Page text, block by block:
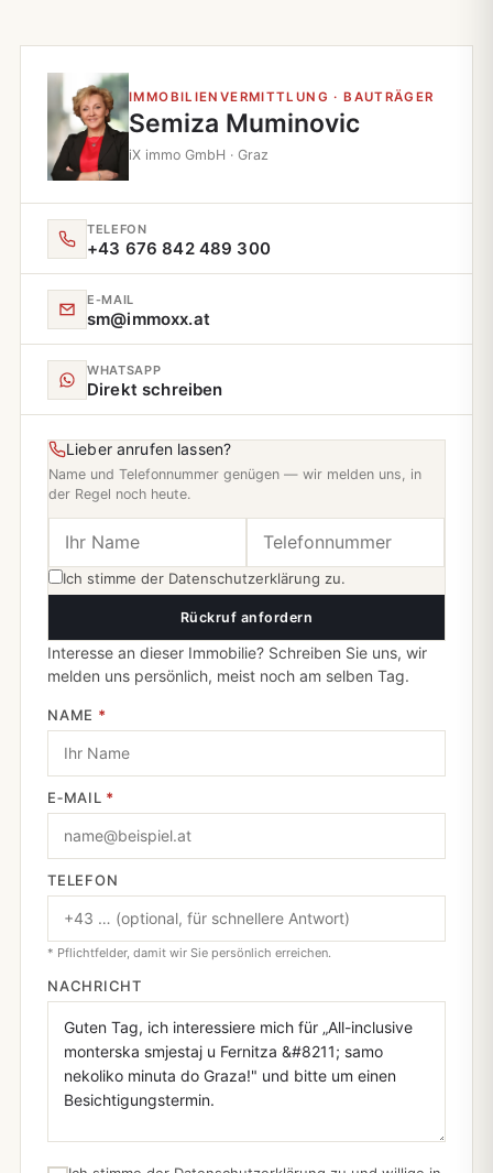
IMMOBILIENVERMITTLUNG · BAUTRÄGER
Semiza Muminovic
iX immo GmbH · Graz
TELEFON
+43 676 842 489 300
E‑MAIL
sm@immoxx.at
WHATSAPP
Direkt schreiben
Lieber anrufen lassen?
Name und Telefonnummer genügen — wir melden uns, in
der Regel noch heute.
Ich stimme der Datenschutzerklärung zu.
Rückruf anfordern
Interesse an dieser Immobilie? Schreiben Sie uns, wir
melden uns persönlich, meist noch am selben Tag.
NAME *
E‑MAIL *
TELEFON
* Pflichtfelder, damit wir Sie persönlich erreichen.
NACHRICHT